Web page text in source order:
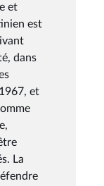
et
est
dans
et
La